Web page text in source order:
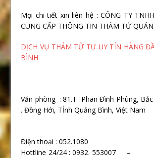
Mọi chi tiết xin liên hệ : CÔNG TY
CUNG CẤP THÔNG TIN THÁM TỬ
DỊCH VỤ THÁM TỬ TƯ UY TÍN HÀNG
BÌNH
Văn phòng : 81.T Phan Đình Phùng,
. Đồng Hới, TỈnh Quảng Bình, Việt Nam
Điện thoại : 052.1080
Hottline 24/24 : 0932.